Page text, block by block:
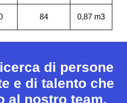
84 0,87 m3
di persone
e di talento che
al nostro team.